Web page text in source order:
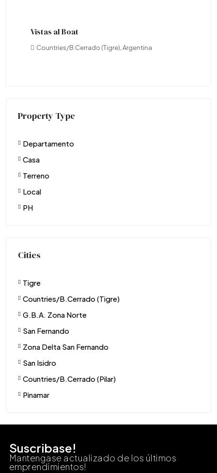
Vistas al Boat
Countries/B.Cerrado (Tigre), Argentina
Property Type
Departamento
Casa
Terreno
Local
PH
Cities
Tigre
Countries/B.Cerrado (Tigre)
G.B.A. Zona Norte
San Fernando
Zona Delta San Fernando
San Isidro
Countries/B.Cerrado (Pilar)
Pinamar
Suscribase!
Mantengase actualizado de los últimos
emprendimientos!